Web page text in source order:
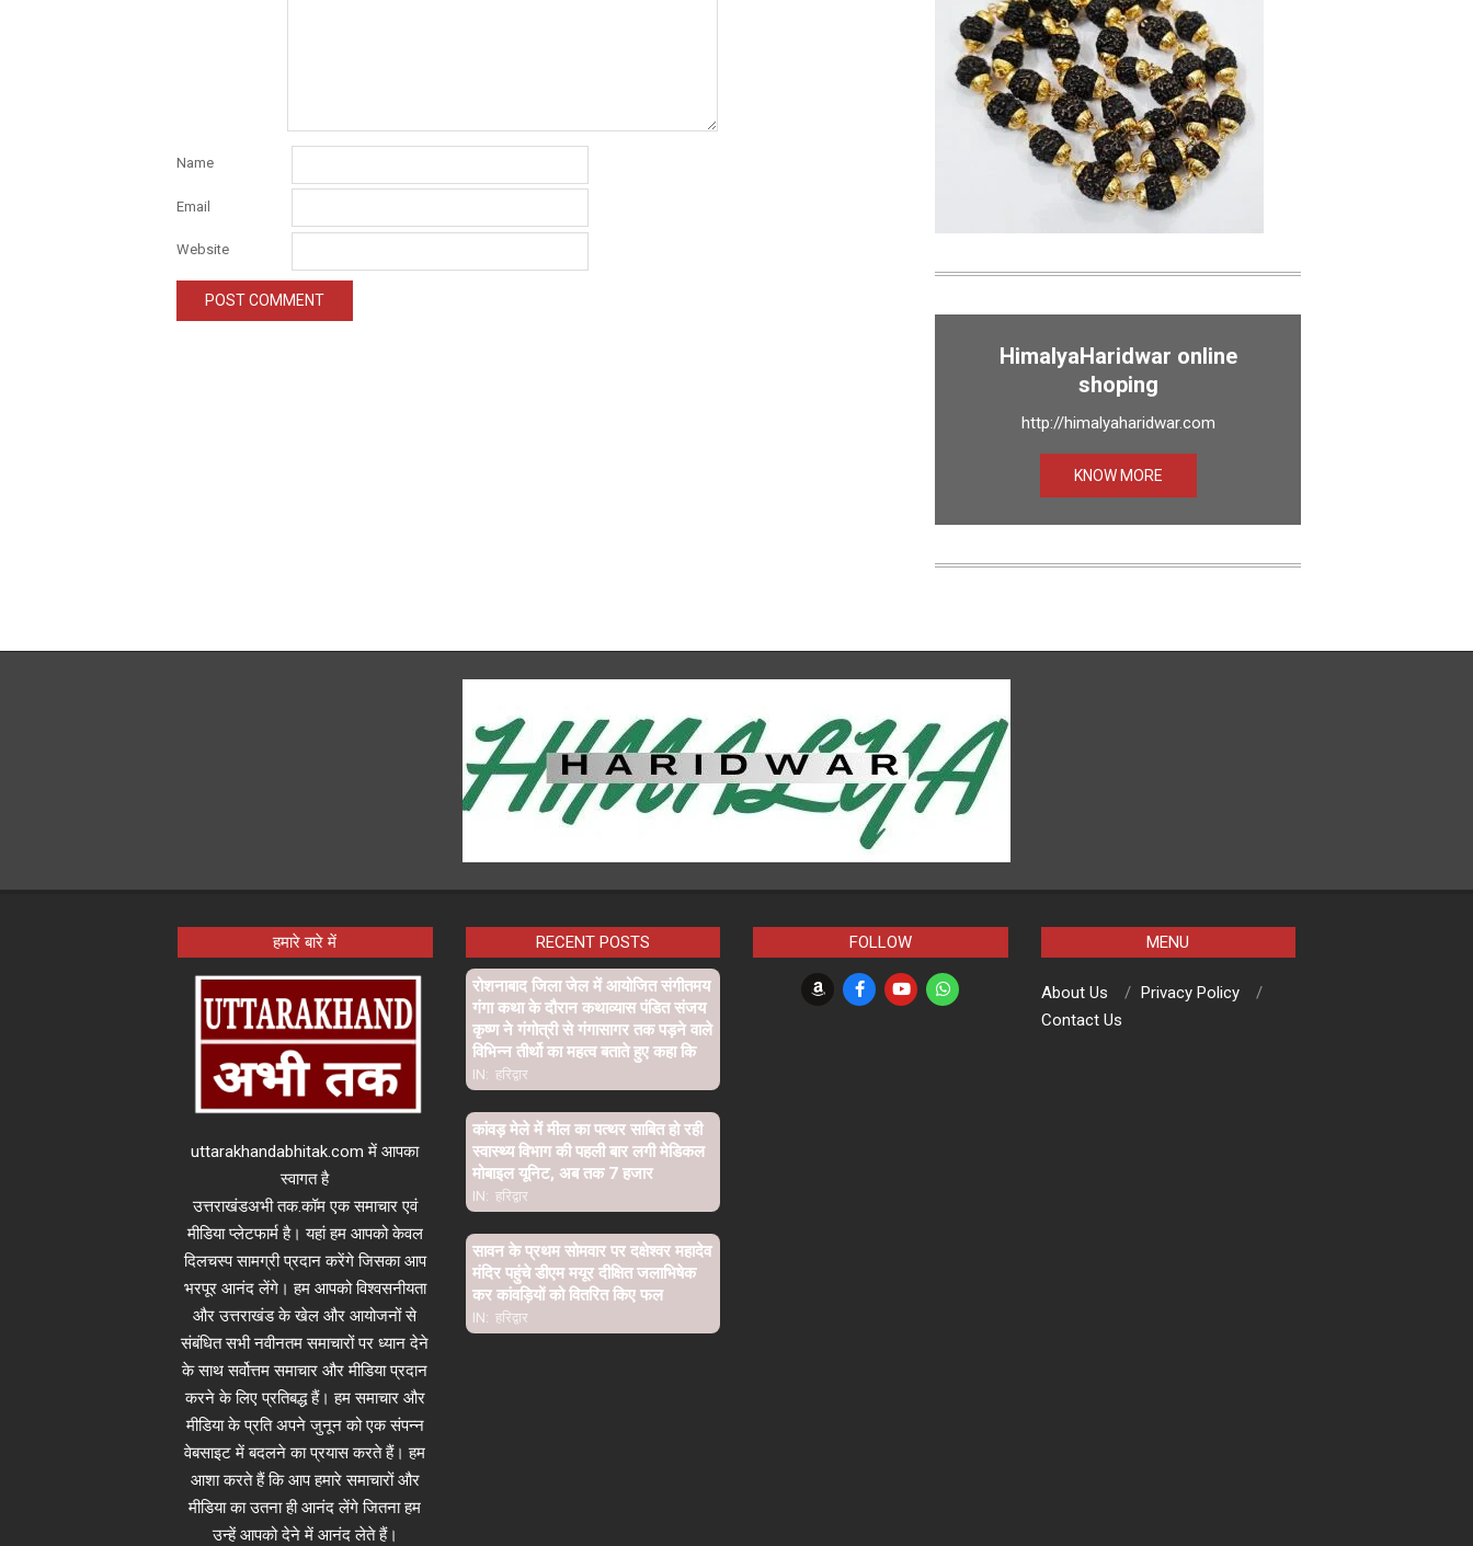
Name
Email
Website
HimalyaHaridwar online
shoping
http://himalyaharidwar.com
KNOW MORE
हमारे बारे में
uttarakhandabhitak.com में आपका
स्वागत है
उत्तराखंडअभी तक.कॉम एक समाचार एवं
मीडिया प्लेटफार्म है। यहां हम आपको केवल
दिलचस्प सामग्री प्रदान करेंगे जिसका आप
भरपूर आनंद लेंगे। हम आपको विश्वसनीयता
और उत्तराखंड के खेल और आयोजनों से
संबंधित सभी नवीनतम समाचारों पर ध्यान देने
के साथ सर्वोत्तम समाचार और मीडिया प्रदान
करने के लिए प्रतिबद्ध हैं। हम समाचार और
मीडिया के प्रति अपने जुनून को एक संपन्न
वेबसाइट में बदलने का प्रयास करते हैं। हम
आशा करते हैं कि आप हमारे समाचारों और
मीडिया का उतना ही आनंद लेंगे जितना हम
उन्हें आपको देने में आनंद लेते हैं।
RECENT POSTS
रोशनाबाद जिला जेल में आयोजित संगीतमय
गंगा कथा के दौरान कथाव्यास पंडित संजय
कृष्ण ने गंगोत्री से गंगासागर तक पड़ने वाले
विभिन्न तीर्थो का महत्व बताते हुए कहा कि
IN: हरिद्वार
कांवड़ मेले में मील का पत्थर साबित हो रही
स्वास्थ्य विभाग की पहली बार लगी मेडिकल
मोबाइल यूनिट, अब तक 7 हजार
IN: हरिद्वार
सावन के प्रथम सोमवार पर दक्षेश्वर महादेव
मंदिर पहुंचे डीएम मयूर दीक्षित जलाभिषेक
कर कांवड़ियों को वितरित किए फल
IN: हरिद्वार
FOLLOW MENU
About Us
Privacy Policy
Contact Us